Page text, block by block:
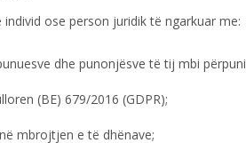
ose person juridik të ngarkuar me:
dhe punonjësve të tij mbi
(BE) 679/2016 (GDPR);
mbrojtjen e të dhënave;